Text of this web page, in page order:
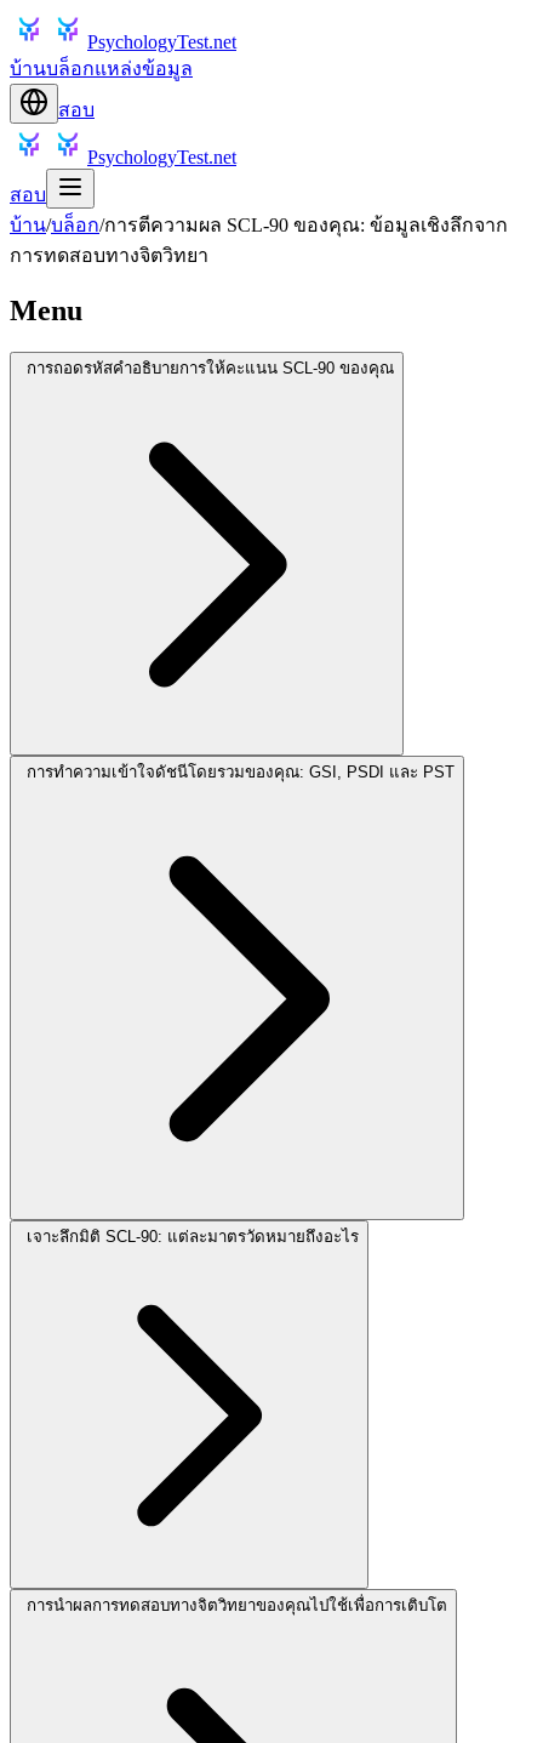
PsychologyTest.net
บ้านบล็อกแหล่งข้อมูล
สอบ
PsychologyTest.net
สอบ
บ้าน/บล็อก/การตีความผล SCL-90 ของคุณ: ข้อมูลเชิงลึกจาก
การทดสอบทางจิตวิทยา
Menu
การถอดรหัสคำอธิบายการให้คะแนน SCL-90 ของคุณ
การทำความเข้าใจดัชนีโดยรวมของคุณ: GSI, PSDI และ PST
เจาะลึกมิติ SCL-90: แต่ละมาตรวัดหมายถึงอะไร
การนำผลการทดสอบทางจิตวิทยาของคุณไปใช้เพื่อการเติบโต